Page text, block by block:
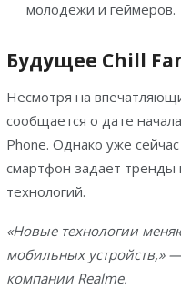
молодежи и геймеров.
Будущее Chill
Несмотря на
сообщается о дате
Phone. Однако уже
смартфон задает тренды
технологий.
«Новые технологии
мобильных устройств,»
компании Realme.